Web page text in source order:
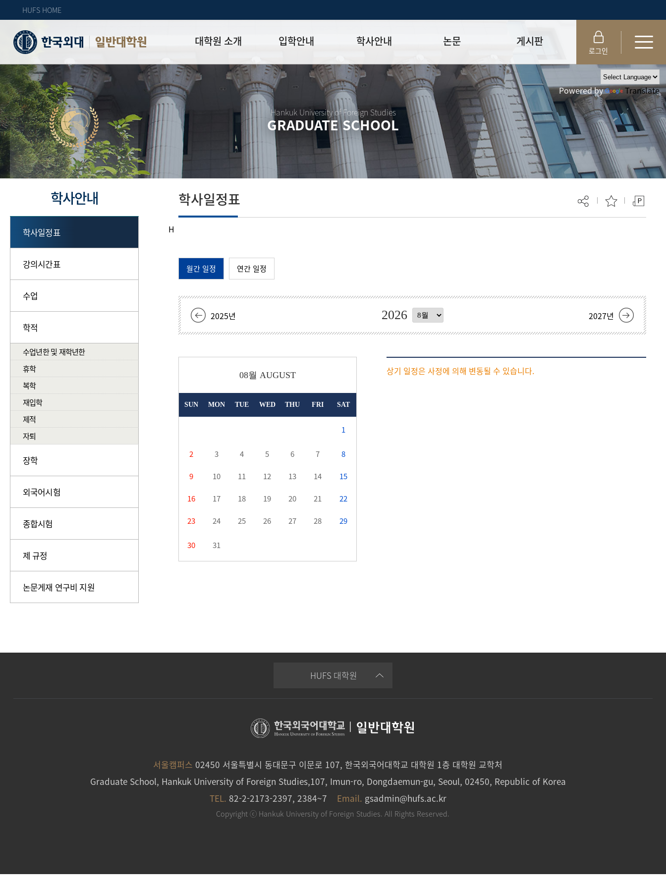
HUFS HOME
일반대학원 대학원 소개
원장인사
연혁
주임교수 연락처
자체 평가
입학안내
모집일정
모집요강
입시 공지사항
학부-대학원 연계과정
석·박사 통합 학위과정
박사후 연구과정
학사안내
학사일정표
강의시간표
수업
학적
장학
외국어시험
종합시험
제 규정
논문
학위논문제출 절차/자격
논문작성법 및 템플릿
양식함
논문지도_
학위논문제안심사
연구윤리교육 이수 안내
연구윤리위원회 규정
연구윤리 지침서
게시판
공지사항
자료실
FAQ
취업·모집 관련 공지
특강·프로그램 관련 공지
대학원생권리장전
대학원 총학생회
외국인 유학생 비자(VISA)
로그인
Hankuk University of Foreign Studies
GRADUATE SCHOOL
Powered by Translate
학사안내
학사일정표
강의시간표
수업
학적
수업년한 및 재학년한
휴학
복학
재입학
제적
자퇴
장학
외국어시험
종합시험
제 규정
논문게재 연구비 지원
H
학사일정표
월간 일정 연간 일정
2025년 2026 2027년
08월 AUGUST
SUN MON TUE WED THU FRI SAT
1
2 3 4 5 6 7 8
9 10 11 12 13 14 15
16 17 18 19 20 21 22
23 24 25 26 27 28 29
30 31
상기 일정은 사정에 의해 변동될 수 있습니다.
HUFS 대학원
| 일반대학원
서울캠퍼스 02450 서울특별시 동대문구 이문로 107, 한국외국어대학교 대학원 1층 대학원 교학처
Graduate School, Hankuk University of Foreign Studies,107, Imun-ro, Dongdaemun-gu, Seoul, 02450, Republic of Korea
TEL. 82-2-2173-2397, 2384~7 Email. gsadmin@hufs.ac.kr
Copyright ⓒ Hankuk University of Foreign Studies. All Rights Reserved.